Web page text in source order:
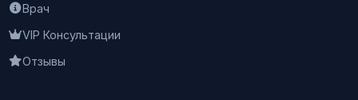
Врач
VIP Консультации
Отзывы